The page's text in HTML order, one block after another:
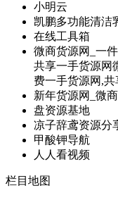
小明云
凯鹏多功能清洁
在线工具箱
微商货源网_一
共享一手货源网
费一手货源网,
新年货源网_微
盘资源基地
凉子辞鸢资源分
甲酸钾导航
人人看视频
栏目地图